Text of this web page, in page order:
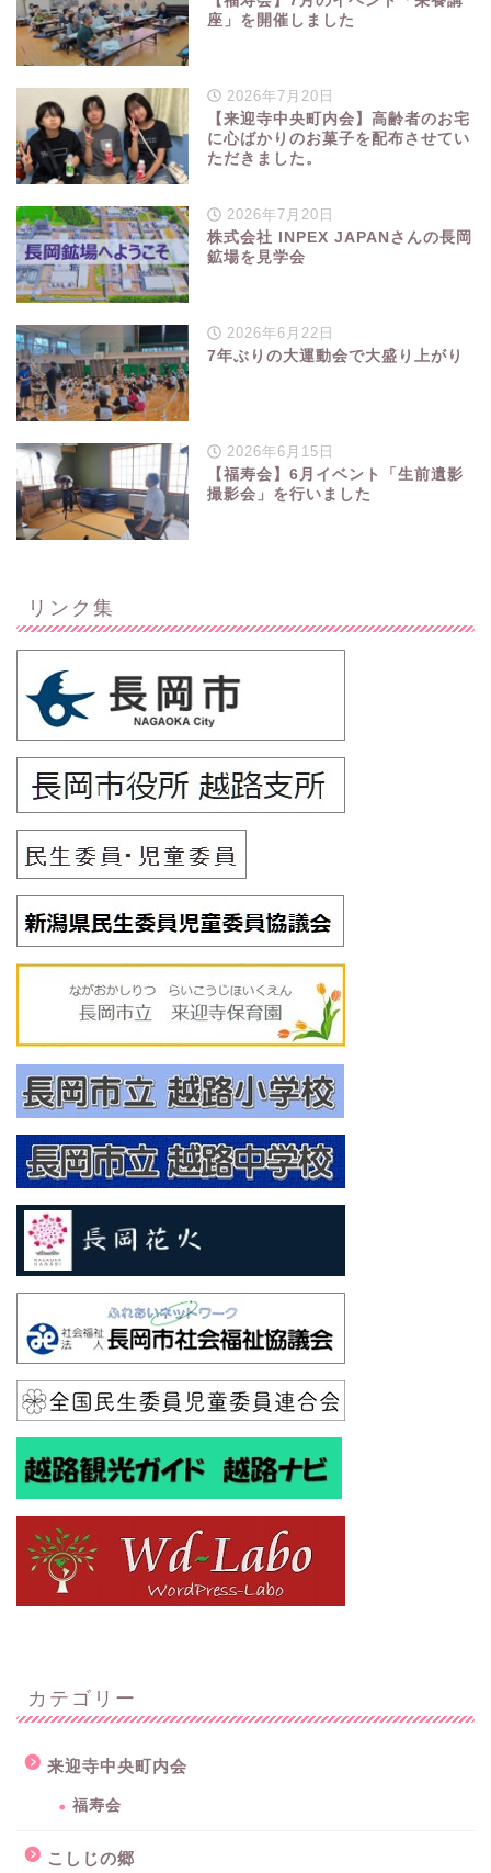
座」を開催しました
2026年7月20日
【来迎寺中央町内会】高齢者のお宅
に心ばかりのお菓子を配布させてい
ただきました。
2026年7月20日
株式会社 INPEX JAPANさんの長岡
鉱場を見学会
2026年6月22日
7年ぶりの大運動会で大盛り上がり
2026年6月15日
【福寿会】6月イベント「生前遺影
撮影会」を行いました
リンク集
カテゴリー
来迎寺中央町内会
福寿会
こしじの郷